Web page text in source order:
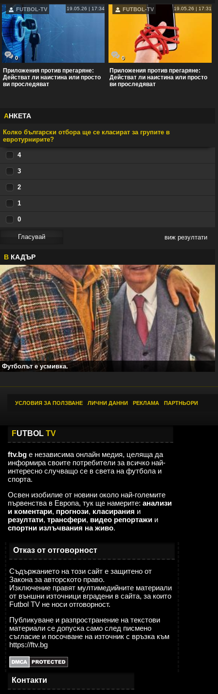
FUTBOL-TV 19.05.26 | 17:34
0
Приложения против прегаряне:
Действат ли наистина или просто
ви проследяват
FUTBOL-TV 19.05.26 | 17:31
0
Приложения против прегаряне:
Действат ли наистина или просто
ви проследяват
АНКЕТА
Колко български отбора ще се класират за групите в
евротурнирите?
4
3
2
1
0
виж резултати
В КАДЪР
Футболът е усмивка.
УСЛОВИЯ ЗА ПОЛЗВАНЕ ЛИЧНИ ДАННИ РЕКЛАМА ПАРТНЬОРИ
FUTBOL TV
ftv.bg е независима онлайн медия, целяща да
информира своите потребители за всичко най-
интересно случващо се в света на футбола и
спорта.
Освен изобилие от новини около най-големите
първенства в Европа, тук ще намерите: анализи
и коментари, прогнози, класирания и
резултати, трансфери, видео репортажи и
спортни излъчвания на живо.
Отказ от отговорност
Съдържанието на този сайт е защитено от
Закона за авторското право.
Изключение правят мултимедийните материали
от външни източници вградени в сайта, за които
Futbol TV не носи отговорност.
Публикуване и разпространение на текстови
материали се допуска само след писмено
съгласие и посочване на източник с връзка към
https://ftv.bg
Контакти